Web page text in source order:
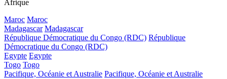
Afrique
Maroc Maroc
Madagascar Madagascar
République Démocratique du Congo (RDC) République
Démocratique du Congo (RDC)
Egypte Egypte
Togo Togo
Pacifique, Océanie et Australie Pacifique, Océanie et Australie